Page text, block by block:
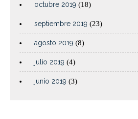
octubre 2019 (18)
septiembre 2019 (23)
agosto 2019 (8)
julio 2019 (4)
junio 2019 (3)